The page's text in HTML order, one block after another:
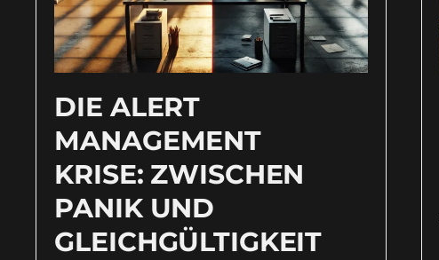
DIE ALERT
MANAGEMENT
KRISE: ZWISCHEN
PANIK UND
GLEICHGÜLTIGKEIT